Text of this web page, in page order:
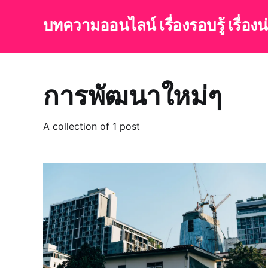
บทความออนไลน์ เรื่องรอบรู้ เรื่อง
การพัฒนาใหม่ๆ
A collection of 1 post